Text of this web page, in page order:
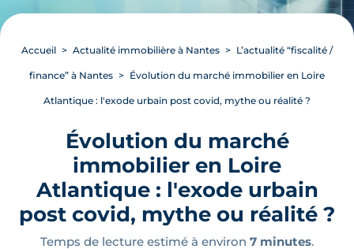
Accueil Actualité immobilière à Nantes L’actualité “fiscalité /
finance” à Nantes Évolution du marché immobilier en Loire
Atlantique : l'exode urbain post covid, mythe ou réalité ?
Évolution du marché
immobilier en Loire
Atlantique : l'exode urbain
post covid, mythe ou réalité ?
Temps de lecture estimé à environ 7 minutes.